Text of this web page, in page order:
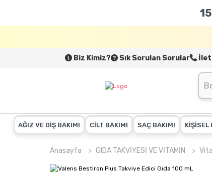
Biz Kimiz? Sık Sorulan Sorular
AĞIZ VE DİŞ BAKIMI CİLT BAKIMI SAÇ BAKIMI KİŞİSEL
Anasayfa GIDA TAKVİYESİ VE VİTAMİN